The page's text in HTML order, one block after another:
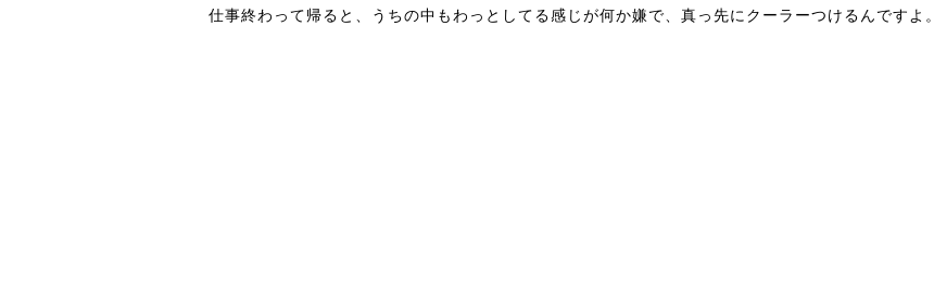
仕事終わって帰ると、うちの中もわっとしてる感じが何か嫌で、真っ先にクーラーつけるんですよ。